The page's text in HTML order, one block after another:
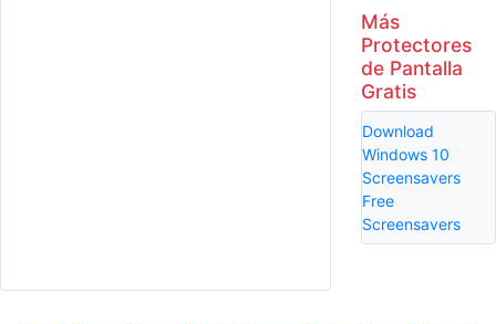
Más
Protectores
de Pantalla
Gratis
Download
Windows 10
Screensavers
Free
Screensavers